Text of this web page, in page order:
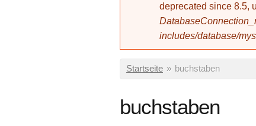
deprecated since 8.5,
includes/database/
Sie sind hier
Startseite » buchstaben
buchstaben